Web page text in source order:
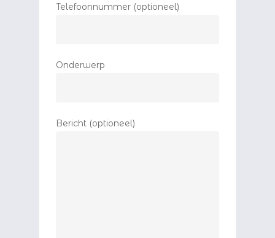
Telefoonnummer (optioneel)
Onderwerp
Bericht (optioneel)